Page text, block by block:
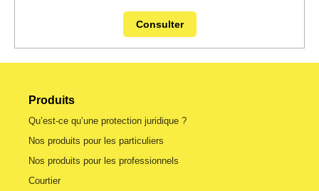
Consulter
Produits
Qu’est-ce qu’une protection juridique ?
Nos produits pour les particuliers
Nos produits pour les professionnels
Courtier